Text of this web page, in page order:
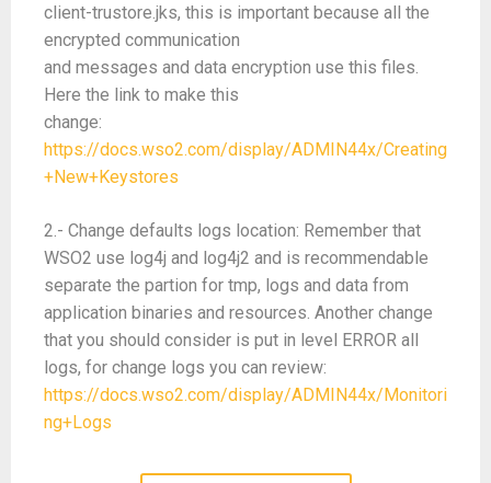
client-trustore.jks, this is important because all the
encrypted communication
and messages and data encryption use this files.
Here the link to make this
change:
https://docs.wso2.com/display/ADMIN44x/Creating
+New+Keystores
2.- Change defaults logs location: Remember that
WSO2 use log4j and log4j2 and is recommendable
separate the partion for tmp, logs and data from
application binaries and resources. Another change
that you should consider is put in level ERROR all
logs, for change logs you can review:
https://docs.wso2.com/display/ADMIN44x/Monitori
ng+Logs